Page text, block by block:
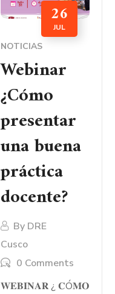
26
JUL
NOTICIAS
Webinar
¿Cómo
presentar
una buena
práctica
docente?
By DRE
Cusco
0 Comments
𝐖𝐄𝐁𝐈𝐍𝐀𝐑 ¿ 𝐂Ó𝐌𝐎